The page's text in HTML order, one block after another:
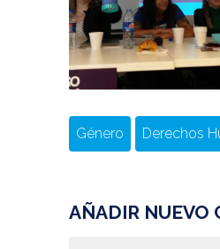
Género Derechos
AÑADIR NUEVO